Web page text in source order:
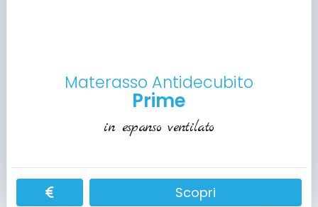
Materasso Antidecubito
Prime
in espanso ventilato
Scopri